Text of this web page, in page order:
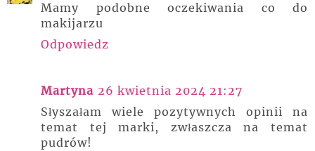
Mamy podobne oczekiwania co do
makijarzu
Odpowiedz
Martyna 26 kwietnia 2024 21:27
Słyszałam wiele pozytywnych opinii na
temat tej marki, zwłaszcza na temat
pudrów!